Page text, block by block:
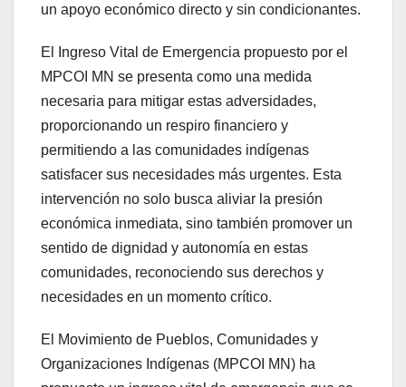
un apoyo económico directo y sin condicionantes.
El Ingreso Vital de Emergencia propuesto por el
MPCOI MN se presenta como una medida
necesaria para mitigar estas adversidades,
proporcionando un respiro financiero y
permitiendo a las comunidades indígenas
satisfacer sus necesidades más urgentes. Esta
intervención no solo busca aliviar la presión
económica inmediata, sino también promover un
sentido de dignidad y autonomía en estas
comunidades, reconociendo sus derechos y
necesidades en un momento crítico.
El Movimiento de Pueblos, Comunidades y
Organizaciones Indígenas (MPCOI MN) ha